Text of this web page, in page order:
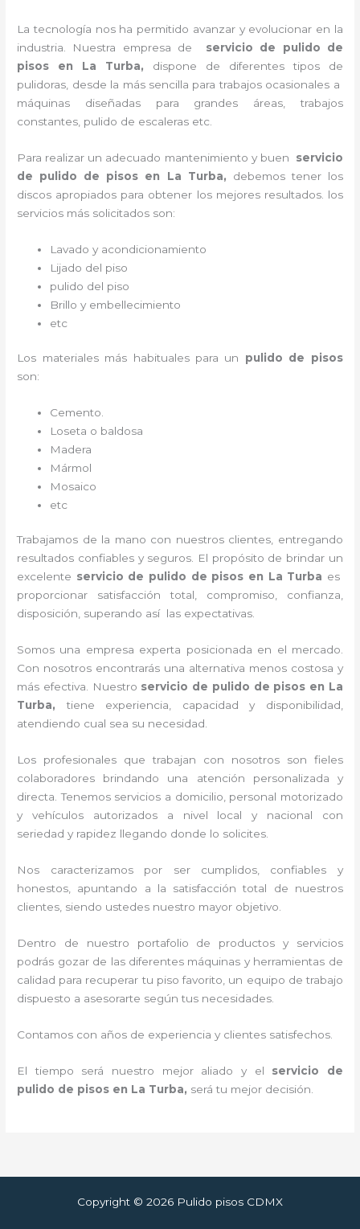
La tecnología nos ha permitido avanzar y evolucionar en la
industria. Nuestra empresa de
servicio de pulido de
pisos en La Turba, dispone de diferentes tipos de
pulidoras, desde la más sencilla para trabajos ocasionales a
máquinas diseñadas para grandes áreas, trabajos
constantes, pulido de escaleras etc.
Para realizar un adecuado mantenimiento y buen servicio
de pulido de pisos en La Turba, debemos tener los
discos apropiados para obtener los mejores resultados. los
servicios más solicitados son:
Lavado y acondicionamiento
Lijado del piso
pulido del piso
Brillo y embellecimiento
etc
Los materiales más habituales para un pulido de pisos
son:
Cemento.
Loseta o baldosa
Madera
Mármol
Mosaico
etc
Trabajamos de la mano con nuestros clientes, entregando
resultados confiables y seguros. El propósito de brindar un
excelente servicio de pulido de pisos en La Turba es
proporcionar satisfacción total, compromiso, confianza,
disposición, superando así las expectativas.
Somos una empresa experta posicionada en el mercado.
Con nosotros encontrarás una alternativa menos costosa y
más efectiva. Nuestro servicio de pulido de pisos en La
Turba,tiene
experiencia, capacidad y disponibilidad,
atendiendo cual sea su necesidad.
Los profesionales que trabajan con nosotros son fieles
colaboradores brindando una atención personalizada y
directa.Tenemos servicios a domicilio, personal motorizado
y vehículos autorizados a nivel local y nacional con
seriedad y rapidez llegando donde lo solicites.
Nos caracterizamos por ser cumplidos, confiables y
honestos, apuntando a la satisfacción total de nuestros
clientes, siendo ustedes nuestro mayor objetivo.
Dentro de nuestro portafolio de productos y servicios
podrás gozar de las diferentes máquinas y herramientas de
calidad para recuperar tu piso favorito, un equipo de trabajo
dispuesto a asesorarte según tus necesidades.
Contamos con años de experiencia y clientes satisfechos.
El tiempo será nuestro mejor aliado y el servicio de
pulido de pisos en La Turba, será tu mejor decisión.
Copyright © 2026 Pulido pisos CDMX